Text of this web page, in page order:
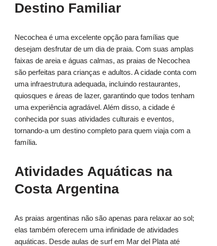
Destino Familiar
Necochea é uma excelente opção para famílias que
desejam desfrutar de um dia de praia. Com suas amplas
faixas de areia e águas calmas, as praias de Necochea
são perfeitas para crianças e adultos. A cidade conta com
uma infraestrutura adequada, incluindo restaurantes,
quiosques e áreas de lazer, garantindo que todos tenham
uma experiência agradável. Além disso, a cidade é
conhecida por suas atividades culturais e eventos,
tornando-a um destino completo para quem viaja com a
família.
Atividades Aquáticas na
Costa Argentina
As praias argentinas não são apenas para relaxar ao sol;
elas também oferecem uma infinidade de atividades
aquáticas. Desde aulas de surf em Mar del Plata até